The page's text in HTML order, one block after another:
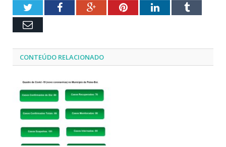
TwitterFacebookGoogle+PinterestLinkedInTumblr
Email
CONTEÚDO RELACIONADO